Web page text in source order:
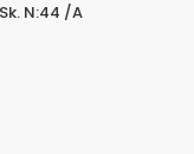
N:44 /A